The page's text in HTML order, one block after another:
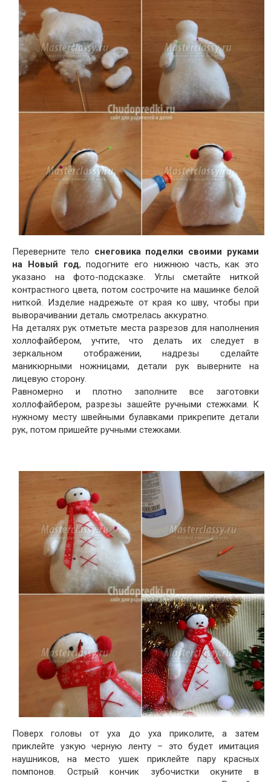
Переверните тело снеговика поделки своими руками
на Новый год, подогните его нижнюю часть, как это
указано на фото-подсказке. Углы сметайте ниткой
контрастного цвета, потом сострочите на машинке белой
ниткой. Изделие надрежьте от края ко шву, чтобы при
выворачивании деталь смотрелась аккуратно.
На деталях рук отметьте места разрезов для наполнения
холлофайбером, учтите, что делать их следует в
зеркальном отображении, надрезы сделайте
маникюрными ножницами, детали рук выверните на
лицевую сторону.
Равномерно и плотно заполните все заготовки
холлофайбером, разрезы зашейте ручными стежками. К
нужному месту швейными булавками прикрепите детали
рук, потом пришейте ручными стежками.
Поверх головы от уха до уха приколите, а затем
приклейте узкую черную ленту – это будет имитация
наушников, на место ушек приклейте пару красных
помпонов. Острый кончик зубочистки окуните в